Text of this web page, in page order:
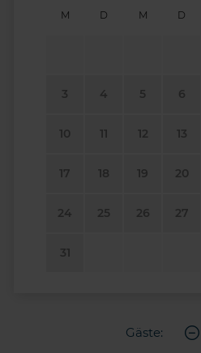
M D M D
3 4 5 6
10 11 12 13
17 18 19 20
24 25 26 27
31
Gäste: